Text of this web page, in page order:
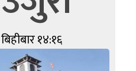
१४:१६